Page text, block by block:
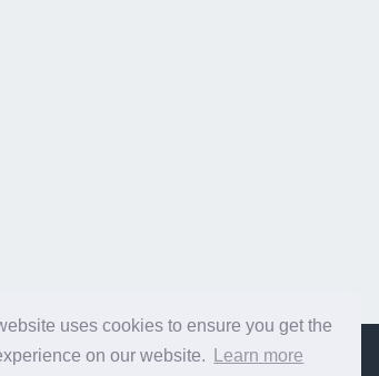
uses cookies to ensure you get the
on our website.
Learn more